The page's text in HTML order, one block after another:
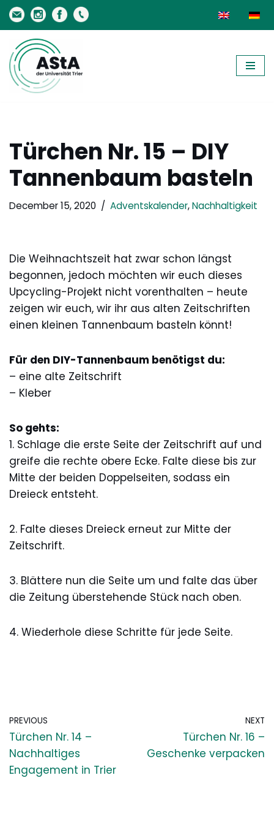
Skip
to
content
Türchen Nr. 15 – DIY
Tannenbaum basteln
December 15, 2020 Adventskalender,Nachhaltigkeit
Die Weihnachtszeit hat zwar schon längst
begonnen, jedoch möchten wir euch dieses
Upcycling-Projekt nicht vorenthalten – heute
zeigen wir euch, wir ihr aus alten Zeitschriften
einen kleinen Tannenbaum basteln könnt!
Für den DIY-Tannenbaum benötigst du:
– eine alte Zeitschrift
– Kleber
So gehts:
1. Schlage die erste Seite der Zeitschrift auf und
greife die rechte obere Ecke. Falte diese bis zur
Mitte der beiden Doppelseiten, sodass ein
Dreieck entsteht.
2. Falte dieses Dreieck erneut zur Mitte der
Zeitschrift.
3. Blättere nun die Seite um und falte das über
die Zeitung überstehende Stück nach oben.
4. Wiederhole diese Schritte für jede Seite.
PREVIOUS
Türchen Nr. 14 –
Nachhaltiges
Engagement in Trier
NEXT
Türchen Nr. 16 –
Geschenke verpacken